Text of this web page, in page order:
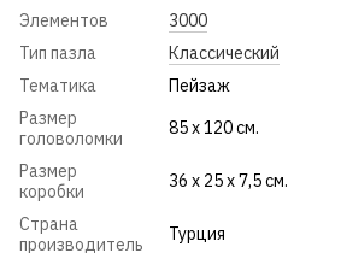
Элементов
3000
Тип пазла
Классический
Тематика
Пейзаж
Размер
головоломки
85 x 120 см.
Размер
коробки
36 x 25 x 7,5 см.
Страна
производитель
Турция